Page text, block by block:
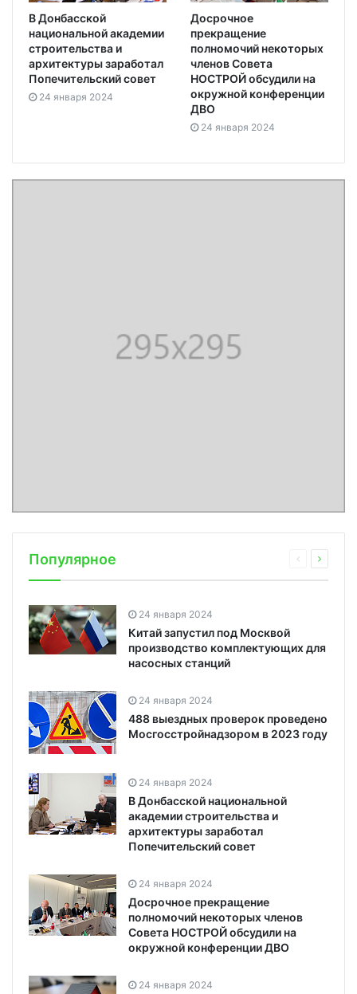
В Донбасской
национальной академии
строительства и
архитектуры заработал
Попечительский совет
24 января 2024
Досрочное
прекращение
полномочий некоторых
членов Совета
НОСТРОЙ обсудили на
окружной конференции
ДВО
24 января 2024
Популярное
24 января 2024
Китай запустил под Москвой
производство комплектующих для
насосных станций
24 января 2024
488 выездных проверок проведено
Мосгосстройнадзором в 2023 году
24 января 2024
В Донбасской национальной
академии строительства и
архитектуры заработал
Попечительский совет
24 января 2024
Досрочное прекращение
полномочий некоторых членов
Совета НОСТРОЙ обсудили на
окружной конференции ДВО
24 января 2024